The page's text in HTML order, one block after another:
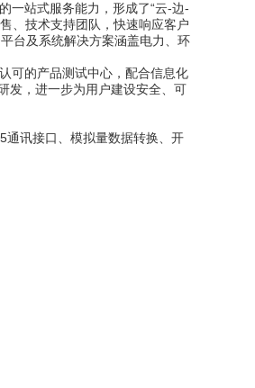
一站式服务能力，形成了“云-边-
、技术支持团队，快速响应客户
台及系统解决方案涵盖电力、环
可的产品测试中心，配合信息化
发，进一步为用户建设安全、可
通讯接口、模拟量数据转换、开